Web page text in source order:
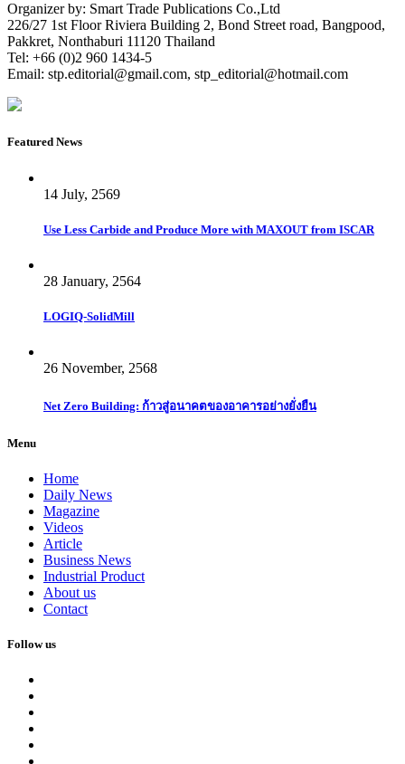
Organizer by: Smart Trade Publications Co.,Ltd
226/27 1st Floor Riviera Building 2, Bond Street road, Bangpood,
Pakkret, Nonthaburi 11120 Thailand
Tel: +66 (0)2 960 1434-5
Email: stp.editorial@gmail.com, stp_editorial@hotmail.com
Featured News
14 July, 2569
Use Less Carbide and Produce More with MAXOUT from ISCAR
28 January, 2564
LOGIQ-SolidMill
26 November, 2568
Net Zero Building: ก้าวสู่อนาคตของอาคารอย่างยั่งยืน
Menu
Home
Daily News
Magazine
Videos
Article
Business News
Industrial Product
About us
Contact
Follow us